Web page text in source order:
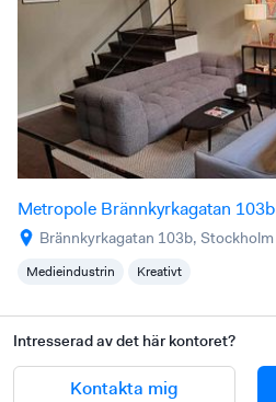
Metropole Brännkyrkagatan 103b
Brännkyrkagatan 103b, Stockholm
Medieindustrin Kreativt
Intresserad av det här kontoret?
Kontakta mig